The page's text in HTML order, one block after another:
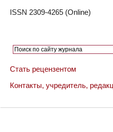
ISSN 2309-4265 (Online)
Стать рецензентом
Контакты, учредитель,